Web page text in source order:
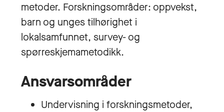
metoder. Forskningsområder: oppvekst,
barn og unges tilhørighet i
lokalsamfunnet, survey- og
spørreskjemametodikk.
Ansvarsområder
Undervisning i forskningsmetoder,